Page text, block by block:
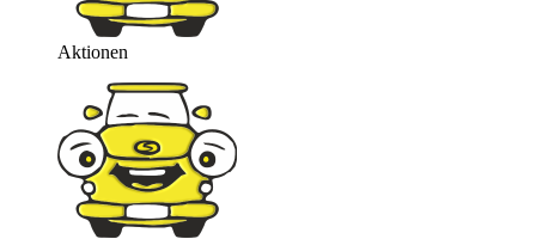
Aktionen